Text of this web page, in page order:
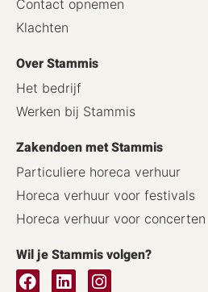
Contact opnemen
Klachten
Over Stammis
Het bedrijf
Werken bij Stammis
Zakendoen met Stammis
Particuliere horeca verhuur
Horeca verhuur voor festivals
Horeca verhuur voor concerten
Wil je Stammis volgen?